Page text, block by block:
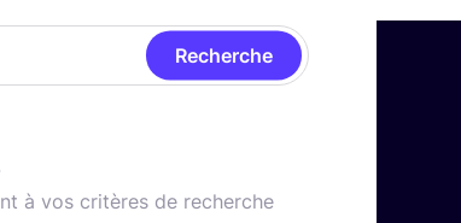
Recherche
à vos critères de recherche